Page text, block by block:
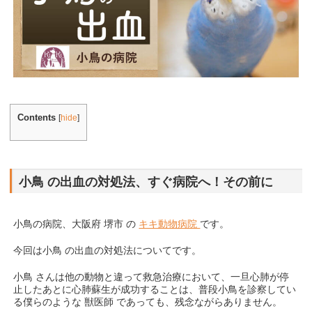
Contents [hide]
小鳥 の出血の対処法、すぐ病院へ！その前に
小鳥の病院、大阪府 堺市 の キキ動物病院 です。
今回は小鳥 の出血の対処法についてです。
小鳥 さんは他の動物と違って救急治療において、一旦心肺が停
止したあとに心肺蘇生が成功することは、普段小鳥を診察してい
る僕らのような 獣医師 であっても、残念ながらありません。